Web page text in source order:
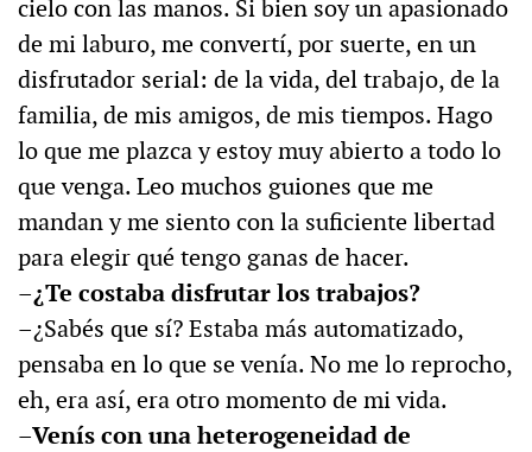
cielo con las manos. Si bien soy un apasionado
de mi laburo, me convertí, por suerte, en un
disfrutador serial: de la vida, del trabajo, de la
familia, de mis amigos, de mis tiempos. Hago
lo que me plazca y estoy muy abierto a todo lo
que venga. Leo muchos guiones que me
mandan y me siento con la suficiente libertad
para elegir qué tengo ganas de hacer.
–¿Te costaba disfrutar los trabajos?
–¿Sabés que sí? Estaba más automatizado,
pensaba en lo que se venía. No me lo reprocho,
eh, era así, era otro momento de mi vida.
–Venís con una heterogeneidad de